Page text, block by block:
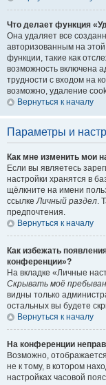
Что делает функция
Она удаляет все
авторизованным на
функции, такие как
возможность включена
трудности с входом на
возможно, удаление
Вернуться к началу
Параметры и
Как мне изменить мои
Если вы являетесь
настройки хранятся в
щёлкните на имени
ссылкеЛичный раздел.
предпочтения.
Вернуться к началу
Как избежать
конференции»?
На вкладке «Личные
Скрывать моё
видны только
остальных вы будете
Вернуться к началу
На конференции
Возможно,
не к тому, в котором
настройках часовой